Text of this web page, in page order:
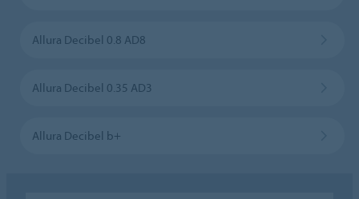
Allura Decibel 0.8 AD8
Allura Decibel 0.35 AD3
Allura Decibel b+